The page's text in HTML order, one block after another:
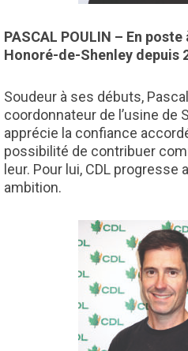
PASCAL POULIN – En
Honoré-de-Shenley depuis
Soudeur à ses débuts,
coordonnateur de l’usine de
apprécie la confiance
possibilité de contribuer
leur. Pour lui, CDL
ambition.